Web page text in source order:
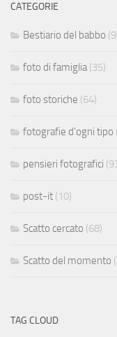
CATEGORIE
Bestiario del babbo
foto di famiglia(35)
foto storiche (64)
fotografie d'ogni tipo
pensieri fotografici
post-it (10)
Scatto cercato (68)
Scatto del momento
TAG CLOUD